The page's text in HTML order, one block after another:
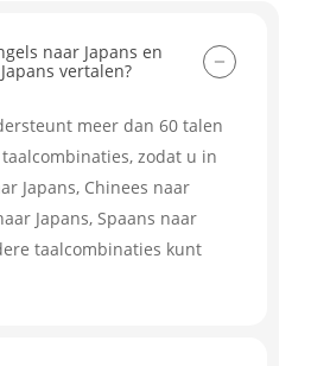
naar Japans en
vertalen?
meer dan 60 talen
zodat u in
Japans, Chinees naar
Japans, Spaans naar
taalcombinaties kunt